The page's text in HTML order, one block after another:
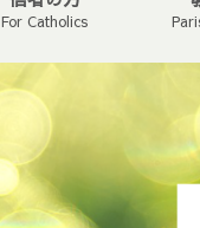
For Catholics